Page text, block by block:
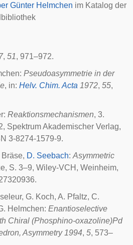
Günter Helmchen im Katalog der
, 51, 971–972.
Pseudoasymmetrie in der
, in: Helv. Chim. Acta 1972, 55,
Reaktionsmechanismen, 3.
Spektrum Akademischer Verlag,
3-8274-1579-9.
D. Seebach: Asymmetric
S. 3–9, Wiley-VCH, Weinheim,
G. Koch, A. Pfaltz, C.
Helmchen: Enantioselective
Chiral (Phosphino-oxazoline)Pd
Asymmetry 1994, 5, 573–